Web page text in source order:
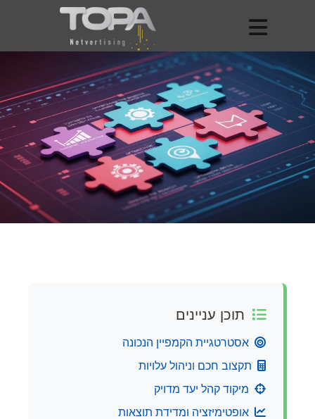
תוכן עניינים
אסטרטגיית הקמפיין הנכונה
תקצוב חכם וניהול עלויות
מיקוד קהל יעד מדויק
אופטימיזציה ומדידת תוצאות